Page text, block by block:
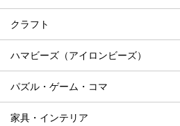
クラフト
ハマビーズ（アイロンビーズ）
パズル・ゲーム・コマ
家具・インテリア